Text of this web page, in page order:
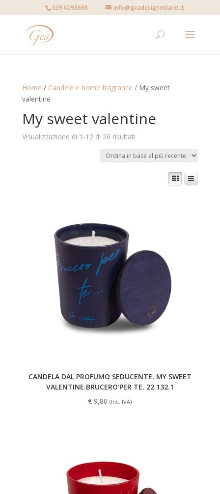
039 6093698 info@geadesignmilano.it
Home / Candele e home fragrance / My sweet
valentine
My sweet valentine
Visualizzazione di 1-12 di 26 risultati
CANDELA DAL PROFUMO SEDUCENTE. MY SWEET
VALENTINE.BRUCERO’PER TE. 22.132.1
€ 9,80 (Inc. IVA)